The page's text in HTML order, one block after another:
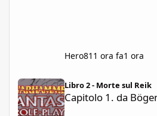
Hero81 1 ora fa1 ora
Capitolo 1. da Bögenhfen ad Altdorf
Libro 2 - Morte sul Reik
Capitolo 1. da